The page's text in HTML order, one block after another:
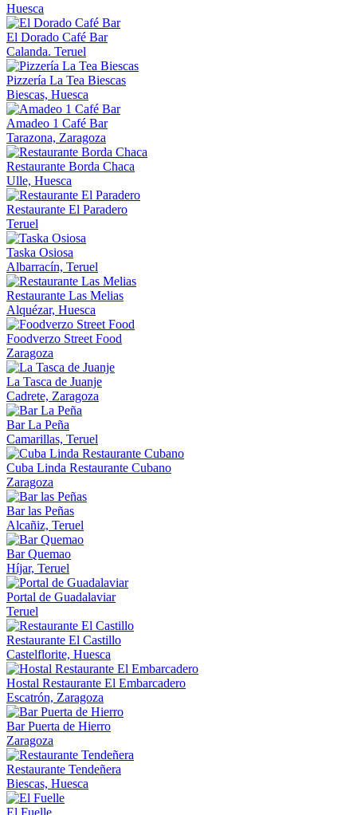
Huesca
El Dorado Café Bar
Calanda. Teruel
Pizzería La Tea Biescas
Biescas, Huesca
Amadeo 1 Café Bar
Tarazona, Zaragoza
Restaurante Borda Chaca
Ulle, Huesca
Restaurante El Paradero
Teruel
Taska Osiosa
Albarracín, Teruel
Restaurante Las Melias
Alquézar, Huesca
Foodverzo Street Food
Zaragoza
La Tasca de Juanje
Cadrete, Zaragoza
Bar La Peña
Camarillas, Teruel
Cuba Linda Restaurante Cubano
Zaragoza
Bar las Peñas
Alcañiz, Teruel
Bar Quemao
Híjar, Teruel
Portal de Guadalaviar
Teruel
Restaurante El Castillo
Castelflorite, Huesca
Hostal Restaurante El Embarcadero
Escatrón, Zaragoza
Bar Puerta de Hierro
Zaragoza
Restaurante Tendeñera
Biescas, Huesca
El Fuelle